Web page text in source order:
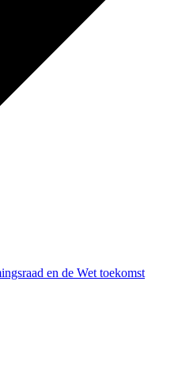
en de Wet toekomst